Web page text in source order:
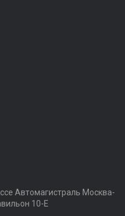
Автомагистраль Москва-
10-Е